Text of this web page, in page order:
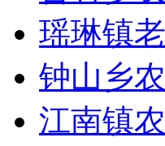
瑶琳镇
钟山乡
江南镇